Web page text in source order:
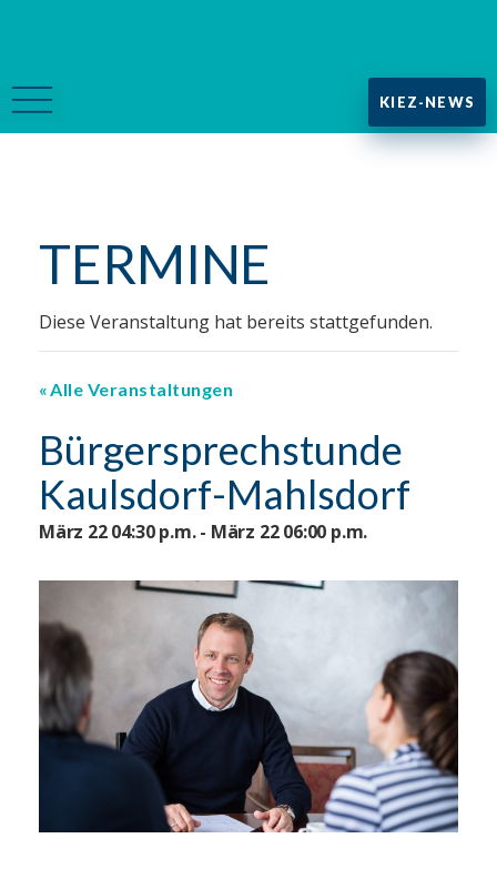
KIEZ-NEWS
TERMINE
Diese Veranstaltung hat bereits stattgefunden.
Alle Veranstaltungen
Bürgersprechstunde
Kaulsdorf-Mahlsdorf
März 22 04:30 p.m. - März 22 06:00 p.m.